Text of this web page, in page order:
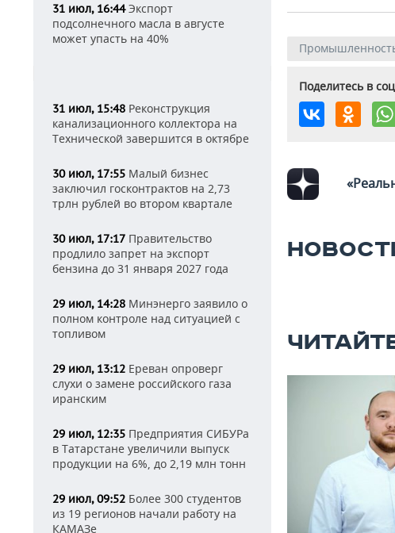
31 июл, 16:44Экспорт
подсолнечного масла в августе
может упасть на 40%
31 июл, 15:48 Реконструкция
канализационного коллектора на
Технической завершится в октябре
30 июл, 17:55 Малый бизнес
заключил госконтрактов на 2,73
трлн рублей во втором квартале
30 июл, 17:17 Правительство
продлило запрет на экспорт
бензина до 31 января 2027 года
29 июл, 14:28 Минэнерго заявило о
полном контроле над ситуацией с
топливом
29 июл, 13:12 Ереван опроверг
слухи о замене российского газа
иранским
29 июл, 12:35 Предприятия СИБУРа
в Татарстане увеличили выпуск
продукции на 6%, до 2,19 млн тонн
29 июл, 09:52 Более 300 студентов
из 19 регионов начали работу на
КАМАЗе
Поделитесь в